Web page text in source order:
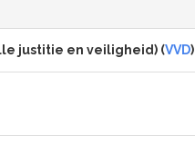
justitie en veiligheid) (VVD)